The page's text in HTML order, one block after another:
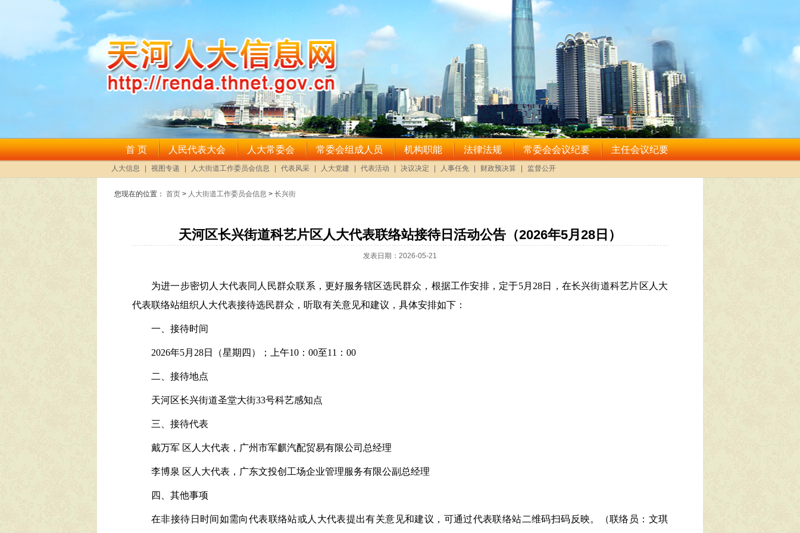
您现在的位置： 首页 > 人大街道工作委员会信息 > 长兴街
天河区长兴街道科艺片区人大代表联络站接待日活动公告（2026年5月28日）
发表日期：2026-05-21
为进一步密切人大代表同人民群众联系，更好服务辖区选民群众，根据工作安排， 定于5月 28日，在长兴街道科艺片区 人大
代表联络站组织人大代表接待选民群众， 听取有关意见和建议 ，具体安排如下：
一、接待时间
2026年5月 28日（星期 四 ） ；上午10：00至11：00
二、接待地点
天河区长兴街道圣堂大街33号科艺感知点
三、 接待代表
戴万军 区人大代表，广州市军麒汽配贸易有限公司总经理
李博泉 区人大代表，广东文投创工场企业管理服务有限公副总经理
四、 其他事项
在非接待日时间如需向代表联络站或人大代表提出有关意见和建议，可通过代表联络站二维码扫码反映。（联络员： 文琪